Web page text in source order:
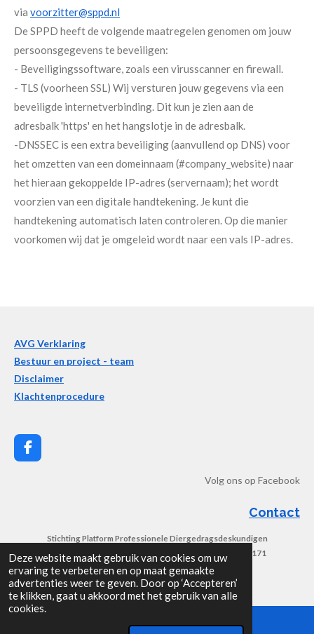
Deze website maakt gebruik van cookies om uw
ervaring te verbeteren en op maat gemaakte
advertenties weer te geven. Door op ‘Accepteren’
te klikken, gaat u akkoord met het gebruik van alle
cookies.
via voorzitter@sppd.nl
De SPPD heeft de volgende maatregelen genomen om jouw
persoonsgegevens te beveiligen:
- Beveiligingssoftware, zoals een virusscanner en firewall.
- TLS (voorheen SSL) Wij versturen jouw gegevens via een
beveiligde internetverbinding. Dit kun je zien aan de
adresbalk 'https' en het hangslotje in de adresbalk.
-DNSSEC is een extra beveiliging (aanvullend op DNS) voor
het omzetten van een domeinnaam (#company_website) naar
het hieraan gekoppelde IP-adres (servernaam); het wordt
voorzien van een digitale handtekening. Je kunt die
handtekening automatisch laten controleren. Op die manier
voorkomen wij dat je omgeleid wordt naar een vals IP-adres.
AVG Verklaring
Bestuur en project - team
Disclaimer
Klachtenprocedure
F
a
k
Volg ons op Facebook
Contact
Stichting Platform Professionele Diergedragsdeskundigen
Bankrekening: NL79 RABO 0107 4106 13 Kvk : 56454171
© 2026 SPPD- Platform professionele diergedragsdeskundigen